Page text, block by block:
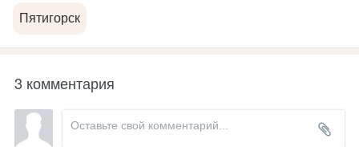
Пятигорск
3 комментария